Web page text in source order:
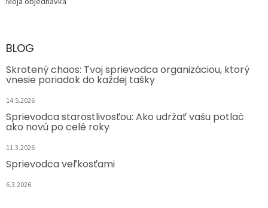
BLOG
Skrotený chaos: Tvoj sprievodca organizáciou, ktorý
vnesie poriadok do každej tašky
14.5.2026
Sprievodca starostlivosťou: Ako udržať vašu potlač
ako novú po celé roky
11.3.2026
Sprievodca veľkosťami
6.3.2026